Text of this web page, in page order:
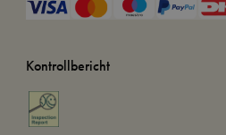
Kontrollbericht